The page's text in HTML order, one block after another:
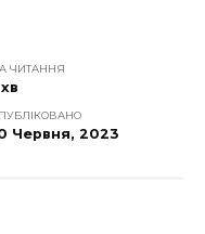
ЧИТАННЯ
хв
Червня, 2023